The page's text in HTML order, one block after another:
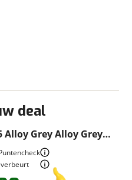
deal
Alloy Grey Alloy Grey